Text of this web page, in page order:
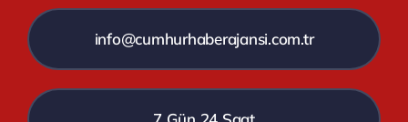
info@cumhurhaberajansi.com.tr